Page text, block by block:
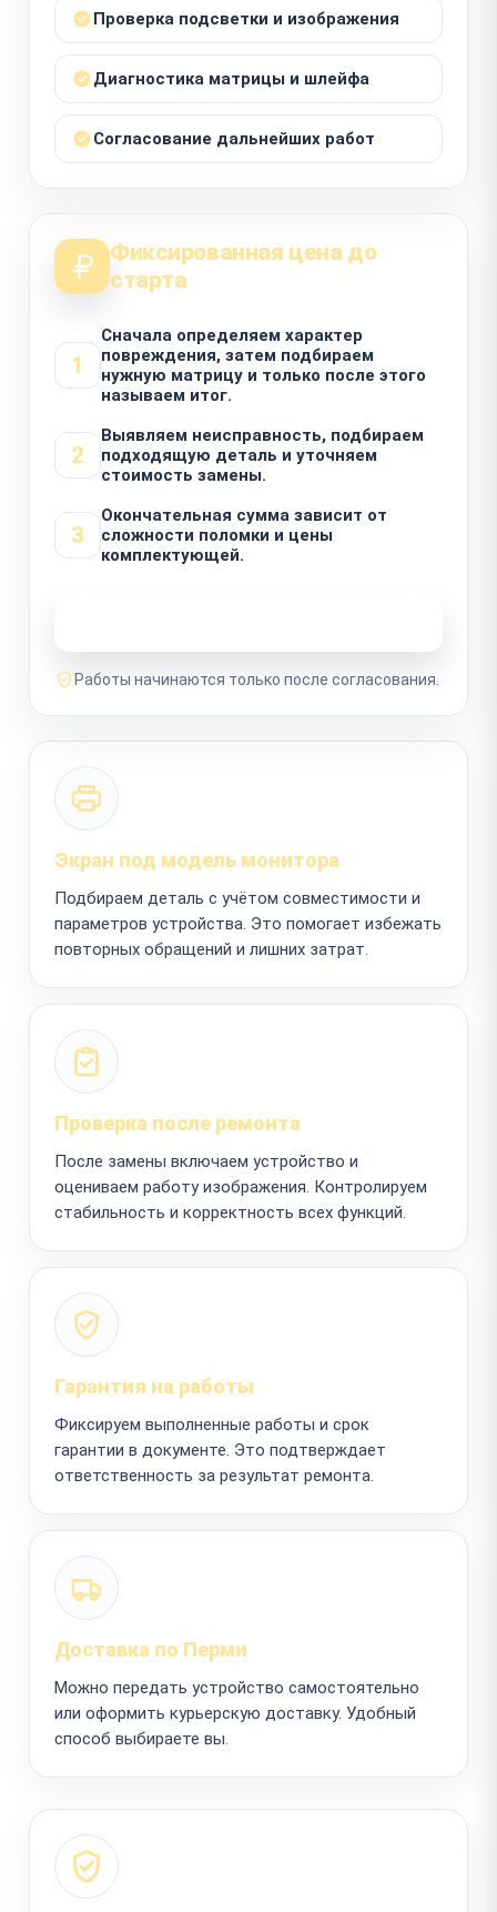
Проверка подсветки и изображения
Диагностика матрицы и шлейфа
Согласование дальнейших работ
Фиксированная цена до
старта
1
Сначала определяем характер
повреждения, затем подбираем
нужную матрицу и только после этого
называем итог.
2
Выявляем неисправность, подбираем
подходящую деталь и уточняем
стоимость замены.
3
Окончательная сумма зависит от
сложности поломки и цены
комплектующей.
Работы начинаются только после согласования.
Экран под модель монитора
Подбираем деталь с учётом совместимости и
параметров устройства. Это помогает избежать
повторных обращений и лишних затрат.
Проверка после ремонта
После замены включаем устройство и
оцениваем работу изображения. Контролируем
стабильность и корректность всех функций.
Гарантия на работы
Фиксируем выполненные работы и срок
гарантии в документе. Это подтверждает
ответственность за результат ремонта.
Доставка по Перми
Можно передать устройство самостоятельно
или оформить курьерскую доставку. Удобный
способ выбираете вы.